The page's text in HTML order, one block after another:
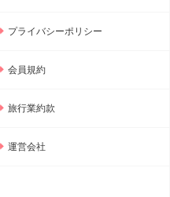
プライバシーポリシー
会員規約
旅行業約款
運営会社